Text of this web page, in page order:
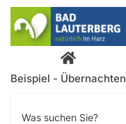
Beispiel - Übernachten
Was suchen Sie?